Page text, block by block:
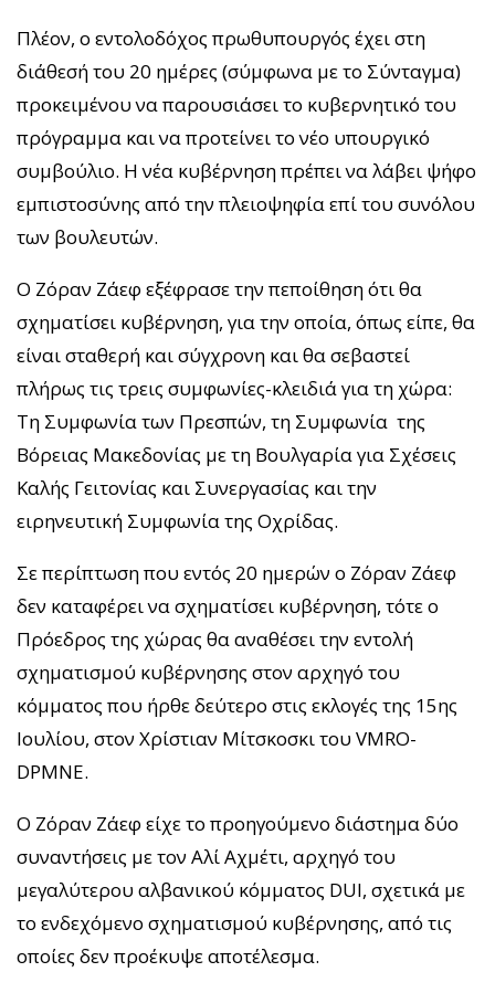
Πλέον, ο εντολοδόχος πρωθυπουργός έχει στη
διάθεσή του 20 ημέρες (σύμφωνα με το Σύνταγμα)
προκειμένου να παρουσιάσει το κυβερνητικό του
πρόγραμμα και να προτείνει το νέο υπουργικό
συμβούλιο. Η νέα κυβέρνηση πρέπει να λάβει ψήφο
εμπιστοσύνης από την πλειοψηφία επί του συνόλου
των βουλευτών.
Ο Ζόραν Ζάεφ εξέφρασε την πεποίθηση ότι θα
σχηματίσει κυβέρνηση, για την οποία, όπως είπε, θα
είναι σταθερή και σύγχρονη και θα σεβαστεί
πλήρως τις τρεις συμφωνίες-κλειδιά για τη χώρα:
Τη Συμφωνία των Πρεσπών, τη Συμφωνία της
Βόρειας Μακεδονίας με τη Βουλγαρία για Σχέσεις
Καλής Γειτονίας και Συνεργασίας και την
ειρηνευτική Συμφωνία της Οχρίδας.
Σε περίπτωση που εντός 20 ημερών ο Ζόραν Ζάεφ
δεν καταφέρει να σχηματίσει κυβέρνηση, τότε ο
Πρόεδρος της χώρας θα αναθέσει την εντολή
σχηματισμού κυβέρνησης στον αρχηγό του
κόμματος που ήρθε δεύτερο στις εκλογές της 15ης
Ιουλίου, στον Χρίστιαν Μίτσκοσκι του VMRO-
DPMNE.
Ο Ζόραν Ζάεφ είχε το προηγούμενο διάστημα δύο
συναντήσεις με τον Αλί Αχμέτι, αρχηγό του
μεγαλύτερου αλβανικού κόμματος DUI, σχετικά με
το ενδεχόμενο σχηματισμού κυβέρνησης, από τις
οποίες δεν προέκυψε αποτέλεσμα.